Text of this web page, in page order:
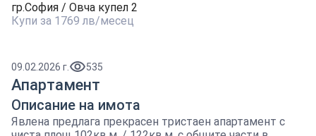
гр.София / Овча купел 2
Купи за 1769 лв/месец
09.02.2026 г. 535
Апартамент
Описание на имота
Явлена предлага прекрасен тристаен апартамент с